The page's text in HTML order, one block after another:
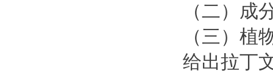
（二）成
（三）
给出拉丁